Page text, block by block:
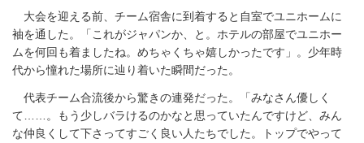
大会を迎える前、チーム宿舎に到着すると自室でユニホームに
袖を通した。「これがジャパンか、と。ホテルの部屋でユニホー
ムを何回も着ましたね。めちゃくちゃ嬉しかったです」。少年時
代から憧れた場所に辿り着いた瞬間だった。
代表チーム合流後から驚きの連発だった。「みなさん優しく
て……。もう少しバラけるのかなと思っていたんですけど、みん
な仲良くして下さってすごく良い人たちでした。トップでやって